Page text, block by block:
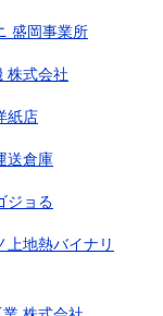
盛岡事業所
株式会社
紙店
送倉庫
ジョる
上地熱バイナリ